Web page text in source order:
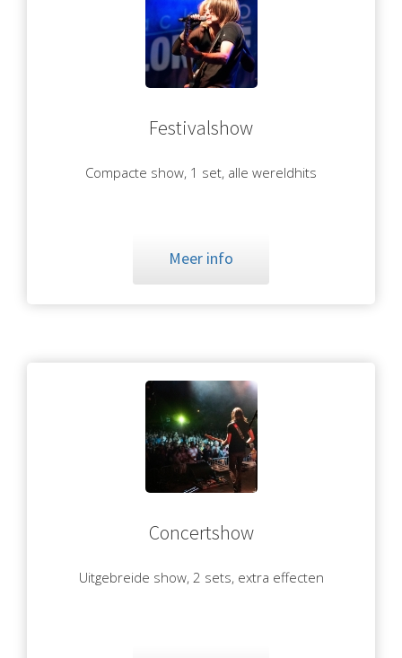
Festivalshow
Compacte show, 1 set, alle wereldhits
Meer info
Concertshow
Uitgebreide show, 2 sets, extra effecten